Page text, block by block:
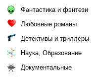
Фантастика и фэнтези
Любовные романы
Детективы и триллеры
Наука, Образование
Документальные